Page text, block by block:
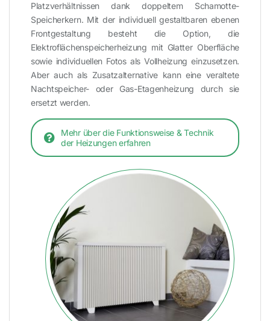
Platzverhältnissen dank doppeltem Schamotte-
Speicherkern. Mit der individuell gestaltbaren ebenen
Frontgestaltung besteht die Option, die
Elektroflächenspeicherheizung mit Glatter Oberfläche
sowie individuellen Fotos als Vollheizung einzusetzen.
Aber auch als Zusatzalternative kann eine veraltete
Nachtspeicher- oder Gas-Etagenheizung durch sie
ersetzt werden.
Mehr über die Funktionsweise & Technik
der Heizungen erfahren